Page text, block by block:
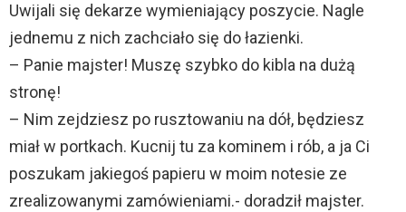
Uwijali się dekarze wymieniający poszycie. Nagle
jednemu z nich zachciało się do łazienki.
– Panie majster! Muszę szybko do kibla na dużą
stronę!
– Nim zejdziesz po rusztowaniu na dół, będziesz
miał w portkach. Kucnij tu za kominem i rób, a ja Ci
poszukam jakiegoś papieru w moim notesie ze
zrealizowanymi zamówieniami.- doradził majster.